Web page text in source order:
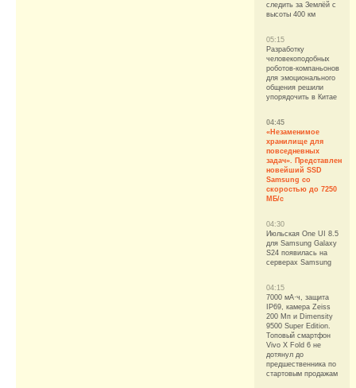
следить за Землёй с
высоты 400 км
05:15
Разработку
человекоподобных
роботов-компаньонов
для эмоционального
общения решили
упорядочить в Китае
04:45
«Незаменимое
хранилище для
повседневных
задач». Представлен
новейший SSD
Samsung со
скоростью до 7250
МБ/с
04:30
Июльская One UI 8.5
для Samsung Galaxy
S24 появилась на
серверах Samsung
04:15
7000 мА·ч, защита
IP69, камера Zeiss
200 Мп и Dimensity
9500 Super Edition.
Топовый смартфон
Vivo X Fold 6 не
дотянул до
предшественника по
стартовым продажам